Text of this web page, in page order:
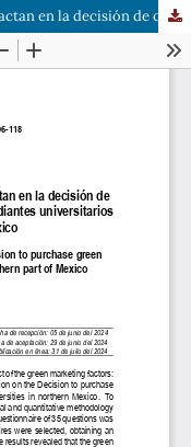
Factores del marketing verde que impactan en la decisión de compra de productos verdes en los estudiantes universitarios de la zona norte de México